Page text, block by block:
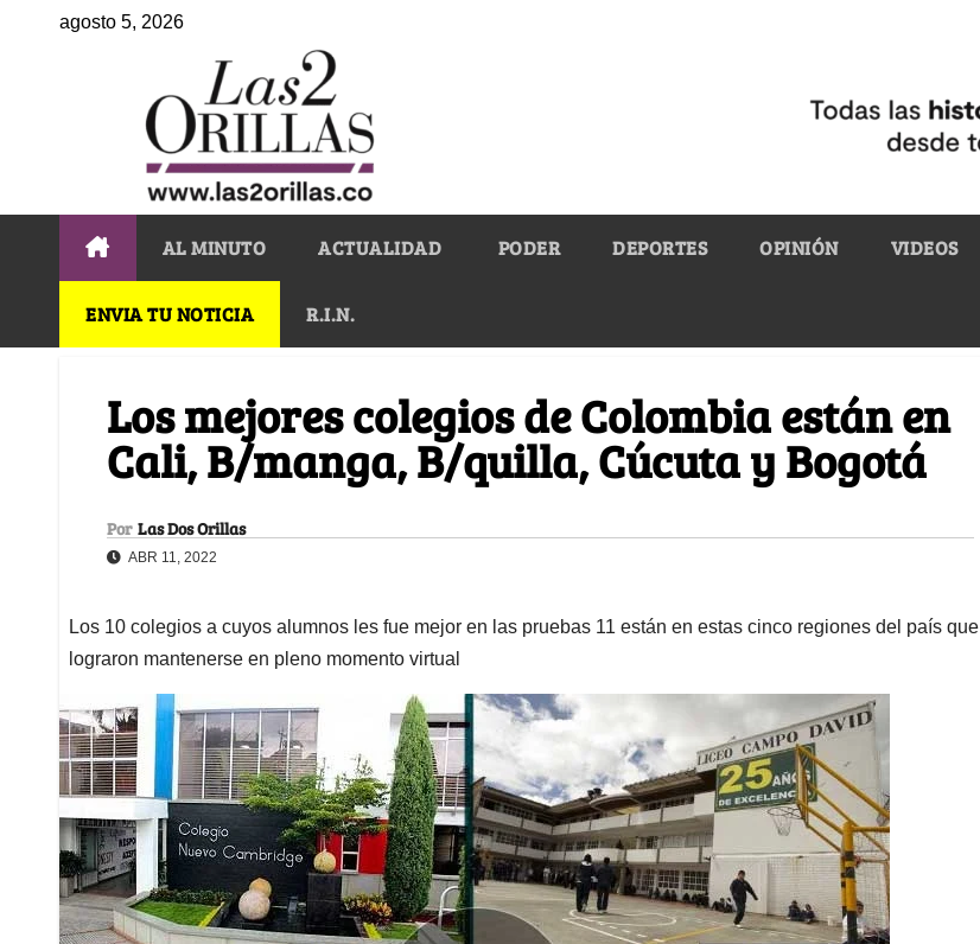
agosto 5, 2026
AL MINUTO ACTUALIDAD PODER DEPORTES OPINIÓN VIDEOS
ENVIA TU NOTICIA R.I.N.
Los mejores colegios de Colombia están en
Cali, B/manga, B/quilla, Cúcuta y Bogotá
Por Las Dos Orillas
ABR 11, 2022
Los 10 colegios a cuyos alumnos les fue mejor en las pruebas 11 están en estas cinco regiones del país que
lograron mantenerse en pleno momento virtual